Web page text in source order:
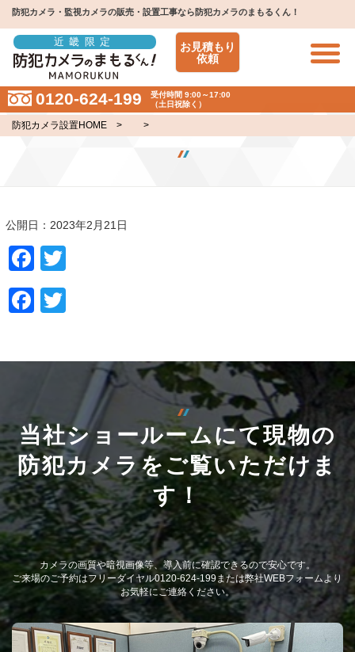
防犯カメラ・監視カメラの販売・設置工事なら防犯カメラのまもるくん！
近畿限定
お見積もり
依頼
0120-624-199
受付時間 9:00～17:00
（土日祝除く）
防犯カメラ設置HOME> >
公開日：2023年2月21日
Facebook
Facebook
当社ショールームにて現物の
防犯カメラをご覧いただけま
す！
カメラの画質や暗視画像等、導入前に確認できるので安心です。
ご来場のご予約はフリーダイヤル0120-624-199または弊社WEBフォームより
お気軽にご連絡ください。